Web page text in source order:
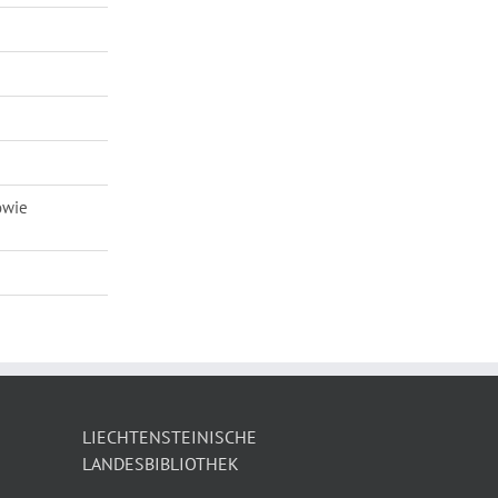
LIECHTENSTEINISCHE
LANDESBIBLIOTHEK